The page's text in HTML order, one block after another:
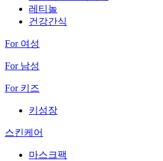
레티놀
건강간식
For 여성
For 남성
For 키즈
키성장
스킨케어
마스크팩